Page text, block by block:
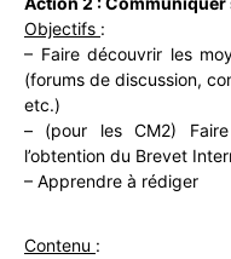
Objectifs :
– Faire découvrir les
(forums de discussion,
etc.)
– (pour les CM2)
l’obtention du Brevet
– Apprendre à rédiger
Contenu :